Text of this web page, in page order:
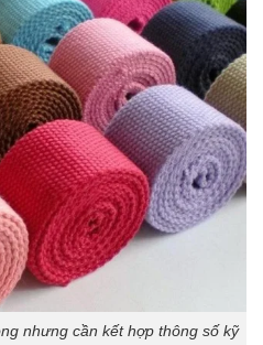
nhưng cần kết hợp thông số kỹ